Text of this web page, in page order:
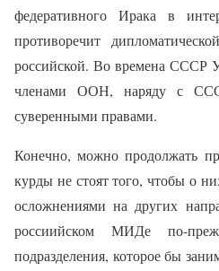
федеративного Ирака в
противоречит
российской. Во времена СССР
членами ООН, наряду с
суверенными правами.
Конечно, можно продолжать
курды не стоят того, чтобы о
осложнениями на других
россиийском МИДе по-
подразделения, которое бы